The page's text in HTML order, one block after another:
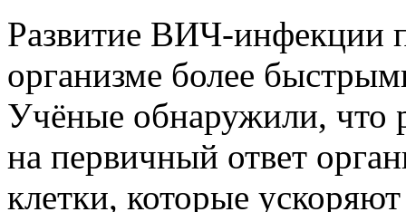
Развитие ВИЧ-инфекции
организме более
Учёные обнаружили, что
на первичный ответ
клетки, которые